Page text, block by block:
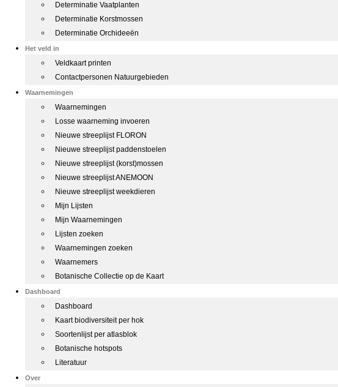
Determinatie Vaatplanten
Determinatie Korstmossen
Determinatie Orchideeën
Het veld in
Veldkaart printen
Contactpersonen Natuurgebieden
Waarnemingen
Waarnemingen
Losse waarneming invoeren
Nieuwe streeplijst FLORON
Nieuwe streeplijst paddenstoelen
Nieuwe streeplijst (korst)mossen
Nieuwe streeplijst ANEMOON
Nieuwe streeplijst weekdieren
Mijn Lijsten
Mijn Waarnemingen
Lijsten zoeken
Waarnemingen zoeken
Waarnemers
Botanische Collectie op de Kaart
Dashboard
Dashboard
Kaart biodiversiteit per hok
Soortenlijst per atlasblok
Botanische hotspots
Literatuur
Over